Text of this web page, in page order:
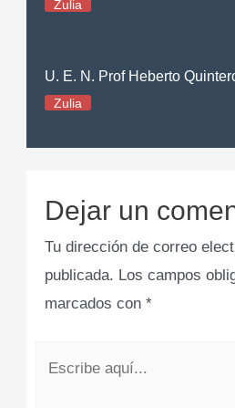
Zulia
U. E. N. Prof Heberto
Zulia
Dejar un
Tu dirección de correo
publicada. Los campos
marcados con*